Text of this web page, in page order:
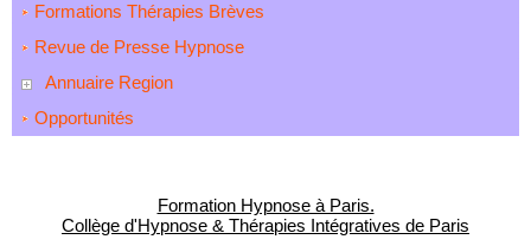
Formations Thérapies Brèves
Revue de Presse Hypnose
Annuaire Region
Opportunités
Formation Hypnose à Paris.
Collège d'Hypnose & Thérapies Intégratives de Paris